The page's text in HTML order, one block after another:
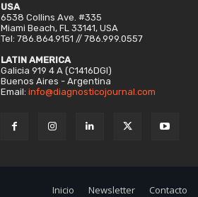
USA
6538 Collins Ave. #335
Miami Beach, FL 33141, USA
Tel: 786.864.9151 // 786.999.0557
LATIN AMERICA
Galicia 919 4 A (C1416DGI)
Buenos Aires - Argentina
Email: info@diagnosticojournal.com
Inicio Newsletter Contacto